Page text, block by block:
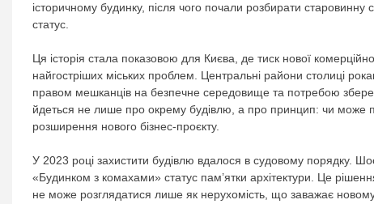
історичному будинку, після чого почали розбирати
статус.
Ця історія стала показовою для Києва, де тиск нової
найгостріших міських проблем. Центральні райони столиці
правом мешканців на безпечне середовище та потребою
йдеться не лише про окрему будівлю, а про принцип: чи може
розширення нового бізнес-проєкту.
У 2023 році захистити будівлю вдалося в судовому порядку.
«Будинком з комахами» статус пам’ятки архітектури. Це
не може розглядатися лише як нерухомість, що заважає